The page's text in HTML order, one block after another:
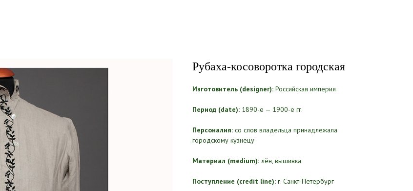
Рубаха-косоворотка городская
Изготовитель (designer): Российская империя
Период (date): 1890-е — 1900-е гг.
Персоналия: со слов владельца принадлежала
городскому кузнецу
Материал (medium): лён, вышивка
Поступление (credit line): г. Санкт-Петербург